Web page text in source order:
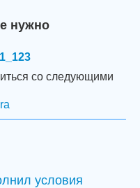
нужно
со следующими
условия